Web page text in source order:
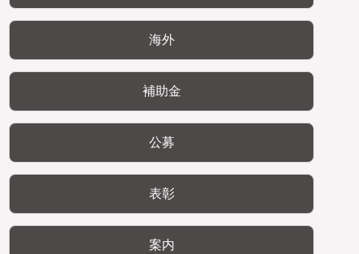
海外
補助金
公募
表彰
案内